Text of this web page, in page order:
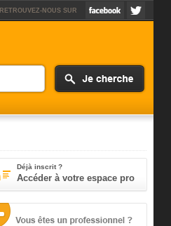
RETROUVEZ-NOUS SUR
Déjà inscrit ?
Accéder à votre espace pro